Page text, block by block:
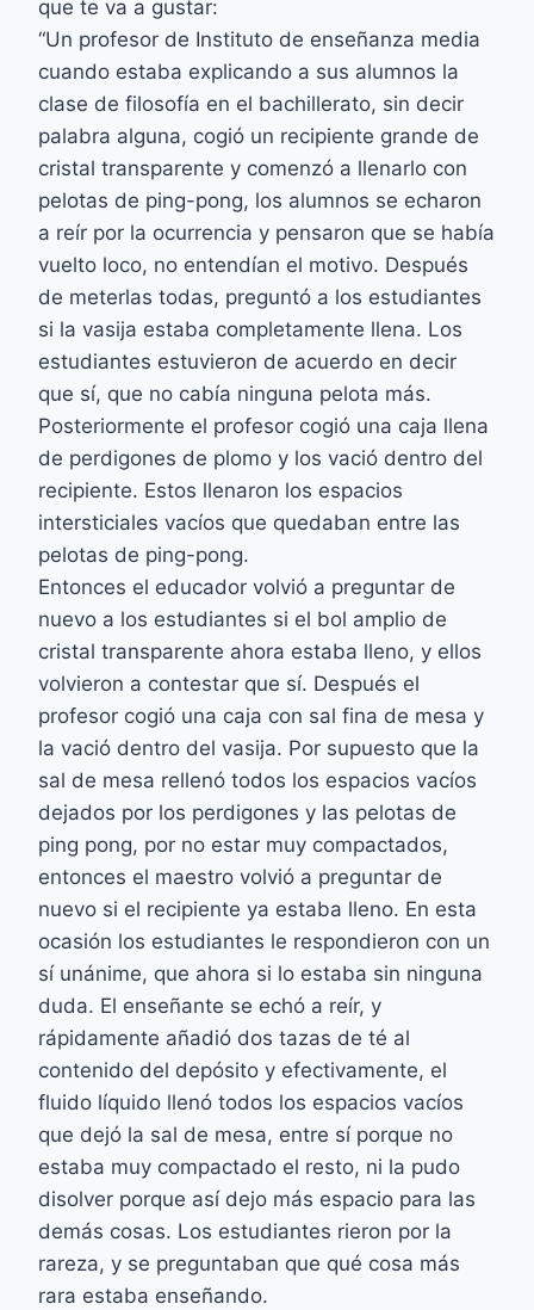
que te va a gustar:
“Un profesor de Instituto de enseñanza media
cuando estaba explicando a sus alumnos la
clase de filosofía en el bachillerato, sin decir
palabra alguna, cogió un recipiente grande de
cristal transparente y comenzó a llenarlo con
pelotas de ping-pong, los alumnos se echaron
a reír por la ocurrencia y pensaron que se había
vuelto loco, no entendían el motivo. Después
de meterlas todas, preguntó a los estudiantes
si la vasija estaba completamente llena. Los
estudiantes estuvieron de acuerdo en decir
que sí, que no cabía ninguna pelota más.
Posteriormente el profesor cogió una caja llena
de perdigones de plomo y los vació dentro del
recipiente. Estos llenaron los espacios
intersticiales vacíos que quedaban entre las
pelotas de ping-pong.
Entonces el educador volvió a preguntar de
nuevo a los estudiantes si el bol amplio de
cristal transparente ahora estaba lleno, y ellos
volvieron a contestar que sí. Después el
profesor cogió una caja con sal fina de mesa y
la vació dentro del vasija. Por supuesto que la
sal de mesa rellenó todos los espacios vacíos
dejados por los perdigones y las pelotas de
ping pong, por no estar muy compactados,
entonces el maestro volvió a preguntar de
nuevo si el recipiente ya estaba lleno. En esta
ocasión los estudiantes le respondieron con un
sí unánime, que ahora si lo estaba sin ninguna
duda. El enseñante se echó a reír, y
rápidamente añadió dos tazas de té al
contenido del depósito y efectivamente, el
fluido líquido llenó todos los espacios vacíos
que dejó la sal de mesa, entre sí porque no
estaba muy compactado el resto, ni la pudo
disolver porque así dejo más espacio para las
demás cosas. Los estudiantes rieron por la
rareza, y se preguntaban que qué cosa más
rara estaba enseñando.